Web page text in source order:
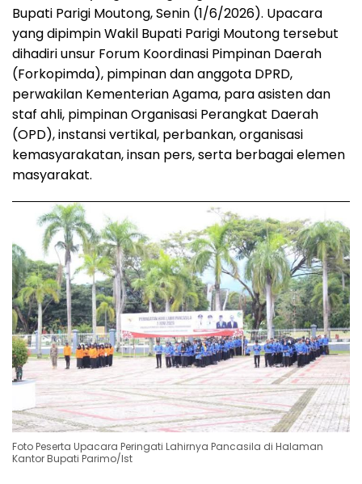
Bupati Parigi Moutong, Senin (1/6/2026). Upacara
yang dipimpin Wakil Bupati Parigi Moutong tersebut
dihadiri unsur Forum Koordinasi Pimpinan Daerah
(Forkopimda), pimpinan dan anggota DPRD,
perwakilan Kementerian Agama, para asisten dan
staf ahli, pimpinan Organisasi Perangkat Daerah
(OPD), instansi vertikal, perbankan, organisasi
kemasyarakatan, insan pers, serta berbagai elemen
masyarakat.
Foto Peserta Upacara Peringati Lahirnya Pancasila di Halaman
Kantor Bupati Parimo/Ist